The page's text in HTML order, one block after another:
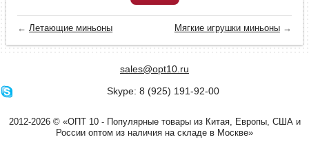
←Летающие миньоны Мягкие игрушки миньоны→
sales@opt10.ru
Skype: 8 (925) 191-92-00
2012-2026 © «ОПТ 10 - Популярные товары из Китая, Европы, США и
России оптом из наличия на складе в Москве»